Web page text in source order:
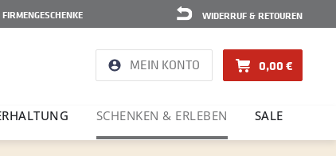
WIDERRUF & RETOUREN
FIRMENGESCHENKE
MEIN KONTO 0,00 €
SCHENKEN & ERLEBEN SALE